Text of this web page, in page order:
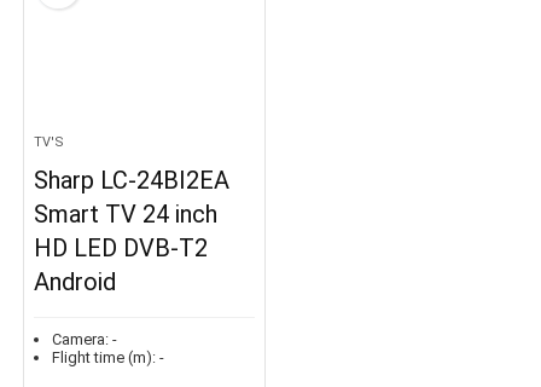
TV'S
Sharp LC-24BI2EA
Smart TV 24 inch
HD LED DVB-T2
Android
Camera: -
Flight time (m): -